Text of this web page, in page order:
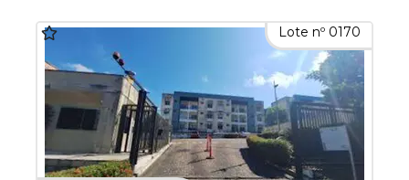
Lote nº 0170